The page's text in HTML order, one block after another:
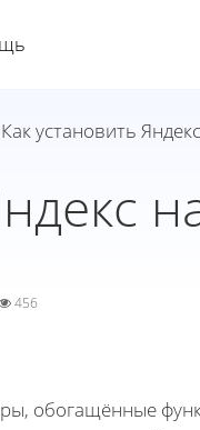
установить
456
обогащённые